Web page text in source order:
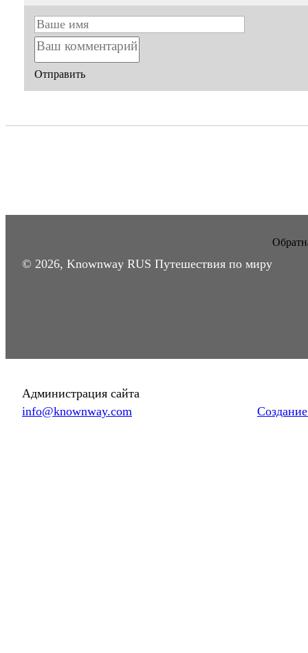
Отправить
© 2026, Knownway RUS Путешествия по миру
Администрация сайта
info@knownway.com